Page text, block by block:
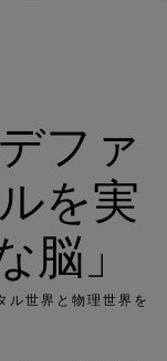
ファ
を実
脳」
ル世界と物理世界を